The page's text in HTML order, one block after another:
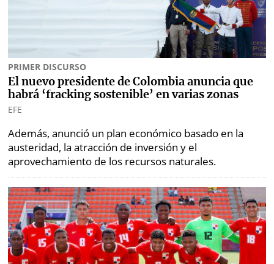
PRIMER DISCURSO
El nuevo presidente de Colombia anuncia que
habrá ‘fracking sostenible’ en varias zonas
EFE
Además, anunció un plan económico basado en la
austeridad, la atracción de inversión y el
aprovechamiento de los recursos naturales.